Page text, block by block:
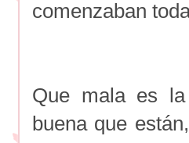
comenzaban
Que mala es la
buena que